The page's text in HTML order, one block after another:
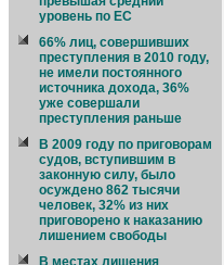
уровень по ЕС
66% лиц, совершивших
преступления в 2010 году,
не имели постоянного
источника дохода, 36%
уже совершали
преступления раньше
В 2009 году по приговорам
судов, вступившим в
законную силу, было
осуждено 862 тысячи
человек, 32% из них
приговорено к наказанию
лишением свободы